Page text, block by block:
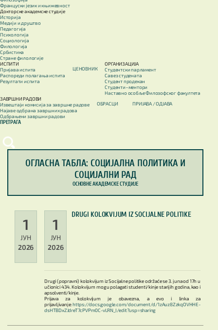
Француски језик и књижевност
Докторске академске студије
Историја
Медији и друштво
Педагогија
Психологија
Социологија
Филологија
Србистика
Стране филологије
ИСПИТИ
Пријава испита
Распореди полагања испита
Резултати испита
ЦЕНОВНИК
ОРГАНИЗАЦИЈА
Студентски парламент
Савез студената
Студент продекан
Студенти–ментори
Наставно особље Филозофског факултета
ЗАВРШНИ РАДОВИ
Извештаји комисија за завршне радове
Најаве одбрана завршних радова
Одбрањени завршни радови
ОБРАСЦИ ПРИЈАВА / OДЈАВА
ПРЕТРАГА
ОГЛАСНА ТАБЛА: СОЦИЈАЛНА ПОЛИТИКА И
СОЦИЈАЛНИ РАД
ОСНОВНЕ АКАДЕМСКЕ СТУДИЈЕ
1
ЈУН
2026
1
ЈУН
2026
DRUGI KOLOKVIJUM IZ SOCIJALNE POLITIKE
Drugi (popravni) kolokvijum iz Socijalne politike održaće se 3. juna od 17h u
učionici 434. Kolokvijum mogu polagati studenti/kinje starijih godina, kao i
apsolventi/kinje.
Prijava za kolokvijum je obavezna, a evo i linka za
prijavljivanje:https://docs.google.com/document/d/1zAuz8ZzkqOVHHE-
dsHTBDxZJdreT7cPVPm0C-vLRN_I/edit?usp=sharing